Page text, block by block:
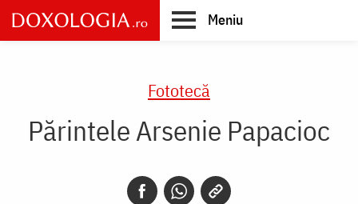
Skip
to
main
Meniu
Fototecă
Părintele Arsenie Papacioc